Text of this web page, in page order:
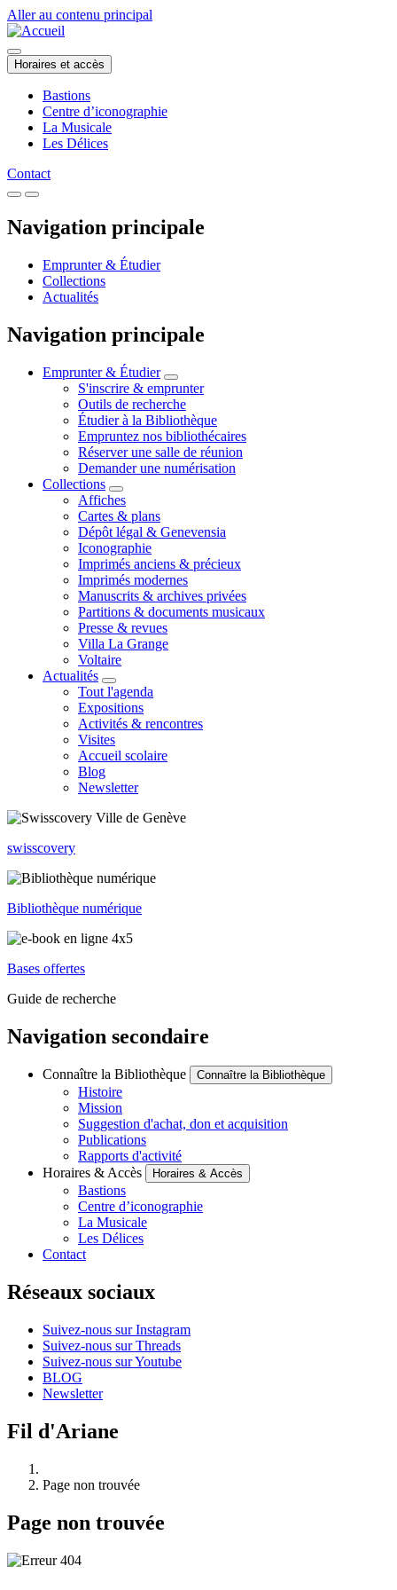
Aller au contenu principal
Horaires et accès
Bastions
Centre d’iconographie
La Musicale
Les Délices
Contact
Navigation principale
Emprunter & Étudier
Collections
Actualités
Navigation principale
Emprunter & Étudier
S'inscrire & emprunter
Outils de recherche
Étudier à la Bibliothèque
Empruntez nos bibliothécaires
Réserver une salle de réunion
Demander une numérisation
Collections
Affiches
Cartes & plans
Dépôt légal & Genevensia
Iconographie
Imprimés anciens & précieux
Imprimés modernes
Manuscrits & archives privées
Partitions & documents musicaux
Presse & revues
Villa La Grange
Voltaire
Actualités
Tout l'agenda
Expositions
Activités & rencontres
Visites
Accueil scolaire
Blog
Newsletter
swisscovery
Bibliothèque numérique
Bases offertes
Guide de recherche
Navigation secondaire
Connaître la Bibliothèque Connaître la Bibliothèque
Histoire
Mission
Suggestion d'achat, don et acquisition
Publications
Rapports d'activité
Horaires & Accès
Horaires & Accès
Bastions
Centre d’iconographie
La Musicale
Les Délices
Contact
Réseaux sociaux
Suivez-nous sur Instagram
Suivez-nous sur Threads
Suivez-nous sur Youtube
BLOG
Newsletter
Fil d'Ariane
Page non trouvée
Page non trouvée